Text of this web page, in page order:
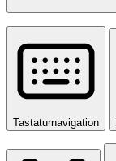
Tastaturnavigation